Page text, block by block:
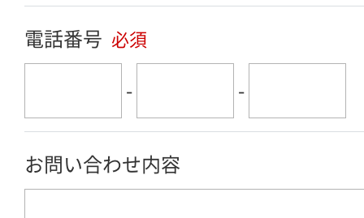
電話番号 必須
- -
お問い合わせ内容